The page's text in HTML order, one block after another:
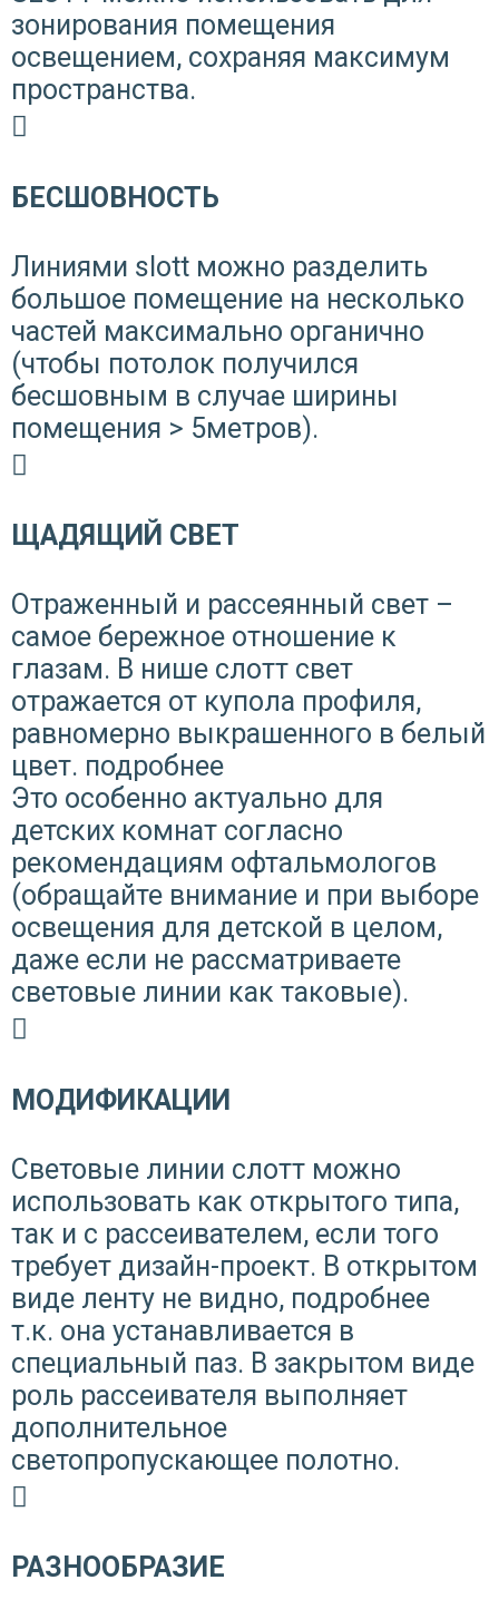
зонирования помещения
освещением, сохраняя максимум
пространства.
БЕСШОВНОСТЬ
Линиями slott можно разделить
большое помещение на несколько
частей максимально органично
(чтобы потолок получился
бесшовным в случае ширины
помещения > 5метров).
ЩАДЯЩИЙ СВЕТ
Отраженный и рассеянный свет –
самое бережное отношение к
глазам. В нише слотт свет
отражается от купола профиля,
равномерно выкрашенного в белый
цвет. подробнее
Это особенно актуально для
детских комнат согласно
рекомендациям офтальмологов
(обращайте внимание и при выборе
освещения для детской в целом,
даже если не рассматриваете
световые линии как таковые).
МОДИФИКАЦИИ
Световые линии слотт можно
использовать как открытого типа,
так и с рассеивателем, если того
требует дизайн-проект. В открытом
виде ленту не видно, подробнее
т.к. она устанавливается в
специальный паз. В закрытом виде
роль рассеивателя выполняет
дополнительное
светопропускающее полотно.
РАЗНООБРАЗИЕ